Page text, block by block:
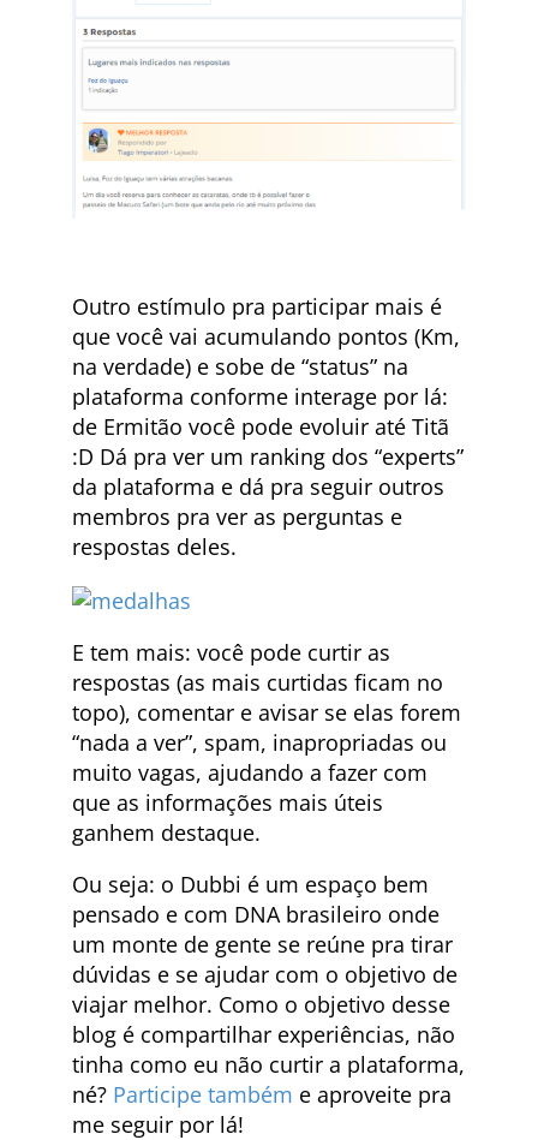
Outro estímulo pra participar mais é
que você vai acumulando pontos (Km,
na verdade) e sobe de “status” na
plataforma conforme interage por lá:
de Ermitão você pode evoluir até Titã
:D Dá pra ver um ranking dos “experts”
da plataforma e dá pra seguir outros
membros pra ver as perguntas e
respostas deles.
E tem mais: você pode curtir as
respostas (as mais curtidas ficam no
topo), comentar e avisar se elas forem
“nada a ver”, spam, inapropriadas ou
muito vagas, ajudando a fazer com
que as informações mais úteis
ganhem destaque.
Ou seja: o Dubbi é um espaço bem
pensado e com DNA brasileiro onde
um monte de gente se reúne pra tirar
dúvidas e se ajudar com o objetivo de
viajar melhor. Como o objetivo desse
blog é compartilhar experiências, não
tinha como eu não curtir a plataforma,
né? Participe também e aproveite pra
me seguir por lá!